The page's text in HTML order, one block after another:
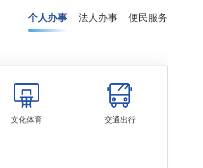
个人办事 法人办事 便民服务
文化体育 交通出行